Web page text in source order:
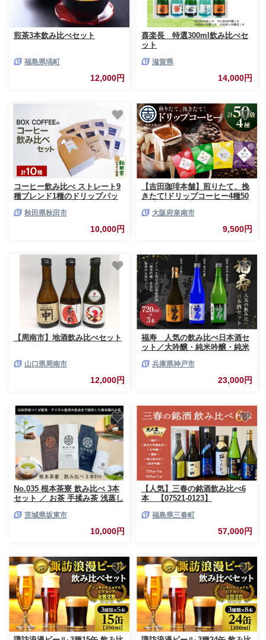
煎茶3本飲み比べセット
福島県塙町
12,000円
喜楽長 特選300ml飲み比べセ
ット
滋賀県
14,000円
コーヒー飲み比べ ストレート9
種ブレンド1種のドリップパッ
リップバッグ
秋田県秋田市
10,000円
【吉田珈琲本舗】煎りたて、挽
きたて!ドリップコーヒー4種50
大阪府泉南市
9,500円
【周南市】地酒飲み比べセット
山口県周南市
12,000円
福寿 人気の飲み比べ日本酒セ
ット／大吟醸・純米吟醸・純米
兵庫県神戸市
23,000円
No.035 根本茶寮 飲み比べ 3本
セット ／ お茶 手揉み茶 浅蒸し
城県茨城県坂東市
10,000円
【人気】三春の銘酒飲み比べ6
本 【07521-0123】
福島県三春町
57,000円